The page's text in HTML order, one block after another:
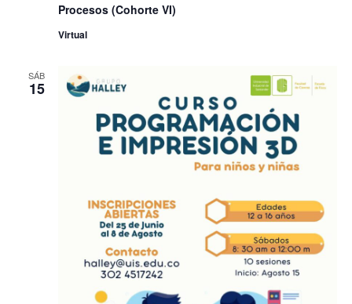
Procesos (Cohorte VI)
Virtual
SÁB
15